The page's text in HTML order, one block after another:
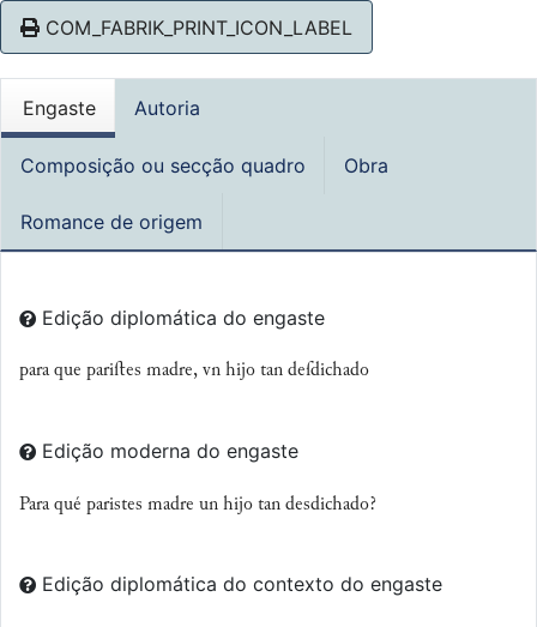
COM_FABRIK_PRINT_ICON_LABEL
Engaste Autoria
Composição ou secção quadro Obra
Romance de origem
Edição diplomática do engaste
para que pariſtes madre, vn hijo tan deſdichado
Edição moderna do engaste
Para qué paristes madre un hijo tan desdichado?
Edição diplomática do contexto do engaste